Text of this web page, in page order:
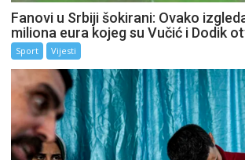
Fanovi u Srbiji šokirani: Ovako
miliona eura kojeg su Vučić i Dodik
Sport Vijesti